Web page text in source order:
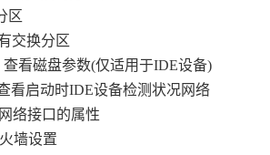
区
交换分区
查看磁盘参数(仅适用于IDE设备)
看启动时IDE设备检测状况网络
络接口的属性
墙设置